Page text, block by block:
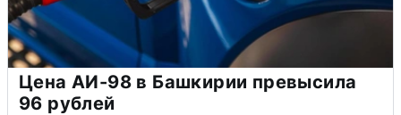
Цена АИ-98 в Башкирии превысила
96 рублей